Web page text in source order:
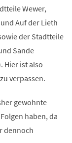
Wewer,
Auf der Lieth
der Stadtteile
Sande
Hier ist also
verpassen.
gewohnte
haben, da
dennoch